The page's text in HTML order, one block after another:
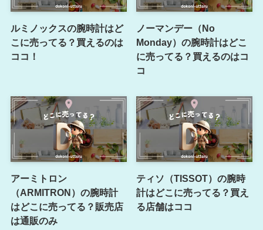
ルミノックスの腕時計はど
こに売ってる？買えるのは
ココ！
ノーマンデー（No
Monday）の腕時計はどこ
に売ってる？買えるのはコ
コ
アーミトロン
（ARMITRON）の腕時計
はどこに売ってる？販売店
は通販のみ
ティソ（TISSOT）の腕時
計はどこに売ってる？買え
る店舗はココ